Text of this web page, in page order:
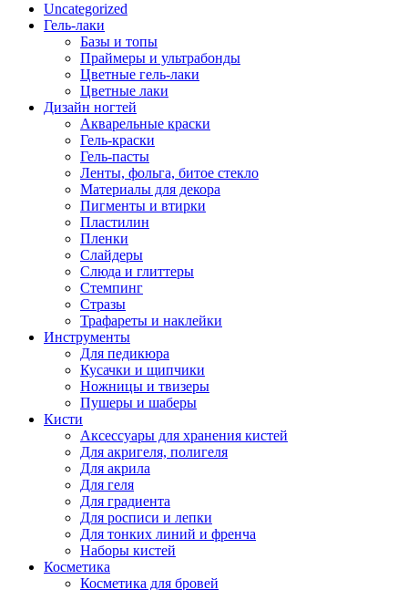
Uncategorized
Гель-лаки
Базы и топы
Праймеры и ультрабонды
Цветные гель-лаки
Цветные лаки
Дизайн ногтей
Акварельные краски
Гель-краски
Гель-пасты
Ленты, фольга, битое стекло
Материалы для декора
Пигменты и втирки
Пластилин
Пленки
Слайдеры
Слюда и глиттеры
Стемпинг
Стразы
Трафареты и наклейки
Инструменты
Для педикюра
Кусачки и щипчики
Ножницы и твизеры
Пушеры и шаберы
Кисти
Аксессуары для хранения кистей
Для акригеля, полигеля
Для акрила
Для геля
Для градиента
Для росписи и лепки
Для тонких линий и френча
Наборы кистей
Косметика
Косметика для бровей